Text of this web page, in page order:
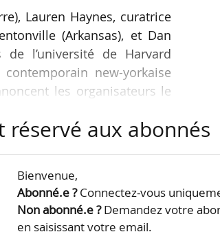
Lauren Haynes, curatrice
(Arkansas), et Dan
l’université de Harvard
new-yorkaise
les organisateurs le
« qui offrent espoir, répit et
Haynes…
réservé aux abonnés
Bienvenue,
Abonné.e ?Connectez-vous
Non abonné.e ?Demandez votre
en saisissant votre email.